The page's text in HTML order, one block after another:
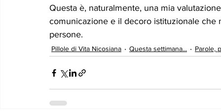
Questa è, naturalmente, una mia
comunicazione e il decoro istituzionale
persone.
Pillole di Vita Nicosiana Questa settimana... Parole,